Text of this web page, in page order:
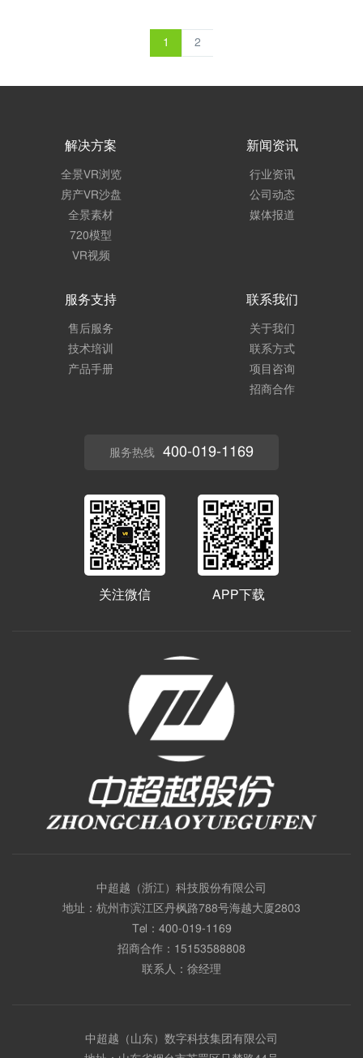
1 2
解决方案
全景VR浏览
房产VR沙盘
全景素材
720模型
VR视频
新闻资讯
行业资讯
公司动态
媒体报道
服务支持
售后服务
技术培训
产品手册
联系我们
关于我们
联系方式
项目咨询
招商合作
服务热线 400-019-1169
关注微信 APP下载
中超越（浙江）科技股份有限公司
地址：杭州市滨江区丹枫路788号海越大厦2803
Tel： 400-019-1169
招商合作： 15153588808
联系人：徐经理
中超越（山东）数字科技集团有限公司